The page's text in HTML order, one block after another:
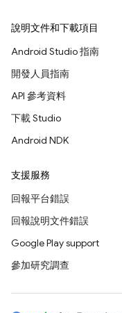
說明文件和下載項目
Android Studio 指南
開發人員指南
API 參考資料
下載 Studio
Android NDK
支援服務
回報平台錯誤
回報說明文件錯誤
Google Play support
參加研究調查